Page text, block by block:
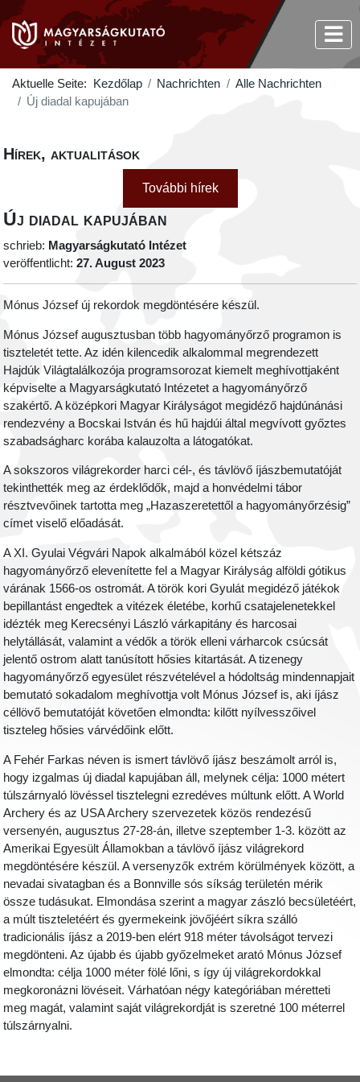
Aktuelle Seite: Kezdőlap Nachrichten
Alle Nachrichten
Új diadal kapujában
Hírek, aktualitások
További hírek
Új diadal kapujában
schrieb: Magyarságkutató Intézet
veröffentlicht:27. August 2023
Mónus József új rekordok megdöntésére készül.
Mónus József augusztusban több hagyományőrző programon is
tiszteletét tette. Az idén kilencedik alkalommal megrendezett
Hajdúk Világtalálkozója programsorozat kiemelt meghívottjaként
képviselte a Magyarságkutató Intézetet a hagyományőrző
szakértő. A középkori Magyar Királyságot megidéző hajdúnánási
rendezvény a Bocskai István és hű hajdúi által megvívott győztes
szabadságharc korába kalauzolta a látogatókat.
A sokszoros világrekorder harci cél-, és távlövő íjászbemutatóját
tekinthették meg az érdeklődők, majd a honvédelmi tábor
résztvevőinek tartotta meg „Hazaszeretettől a hagyományőrzésig”
címet viselő előadását.
A XI. Gyulai Végvári Napok alkalmából közel kétszáz
hagyományőrző elevenítette fel a Magyar Királyság alföldi gótikus
várának 1566-os ostromát. A török kori Gyulát megidéző játékok
bepillantást engedtek a vitézek életébe, korhű csatajelenetekkel
idézték meg Kerecsényi László várkapitány és harcosai
helytállását, valamint a védők a török elleni várharcok csúcsát
jelentő ostrom alatt tanúsított hősies kitartását. A tizenegy
hagyományőrző egyesület részvételével a hódoltság mindennapjait
bemutató sokadalom meghívottja volt Mónus József is, aki íjász
céllövő bemutatóját követően elmondta: kilőtt nyílvesszőivel
tiszteleg hősies várvédőink előtt.
A Fehér Farkas néven is ismert távlövő íjász beszámolt arról is,
hogy izgalmas új diadal kapujában áll, melynek célja: 1000 métert
túlszárnyaló lövéssel tisztelegni ezredéves múltunk előtt. A World
Archery és az USA Archery szervezetek közös rendezésű
versenyén, augusztus 27-28-án, illetve szeptember 1-3. között az
Amerikai Egyesült Államokban a távlövő íjász világrekord
megdöntésére készül. A versenyzők extrém körülmények között, a
nevadai sivatagban és a Bonnville sós síkság területén mérik
össze tudásukat. Elmondása szerint a magyar zászló becsületéért,
a múlt tiszteletéért és gyermekeink jövőjéért síkra szálló
tradicionális íjász a 2019-ben elért 918 méter távolságot tervezi
megdönteni. Az újabb és újabb győzelmeket arató Mónus József
elmondta: célja 1000 méter fölé lőni, s így új világrekordokkal
megkoronázni lövéseit. Várhatóan négy kategóriában méretteti
meg magát, valamint saját világrekordját is szeretné 100 méterrel
túlszárnyalni.